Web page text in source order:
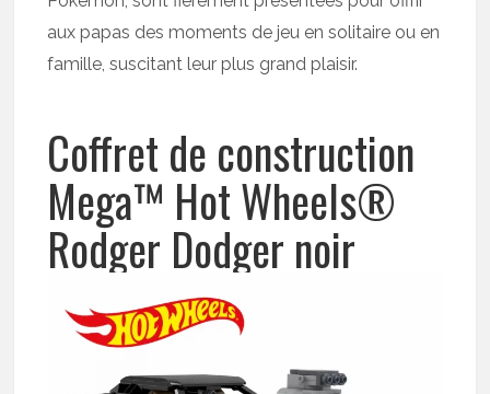
aux papas des moments de jeu en solitaire ou en
famille, suscitant leur plus grand plaisir.
Coffret de construction
Mega™ Hot Wheels®
Rodger Dodger noir